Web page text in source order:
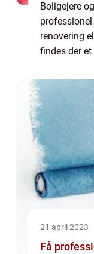
Boligejere
professionel
renovering
findes der
deres
21 april 2023
Få